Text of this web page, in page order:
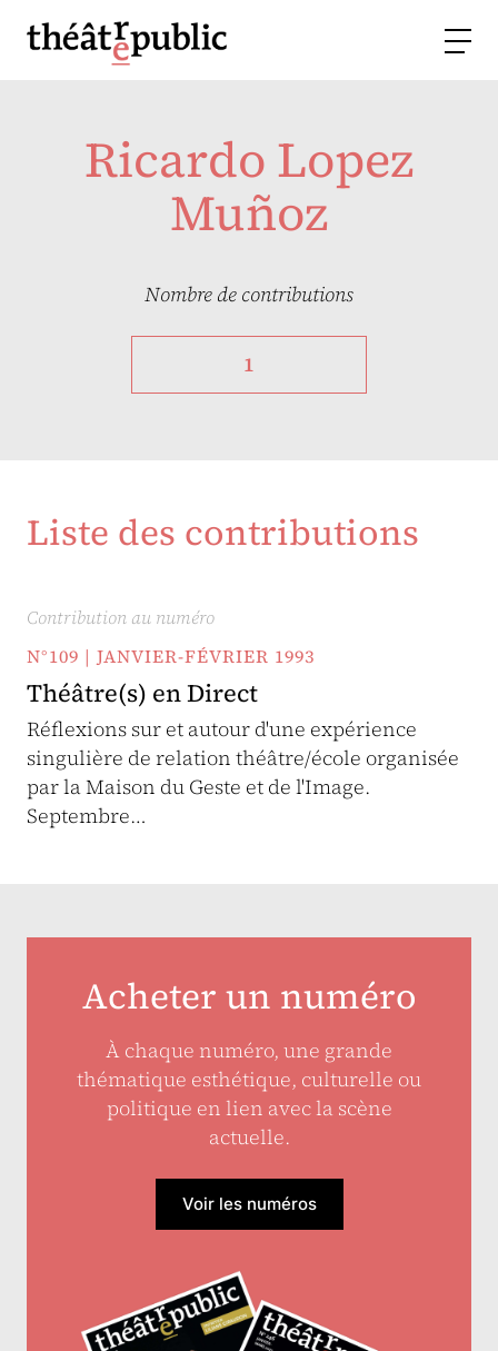
Ricardo Lopez
Muñoz
Nombre de contributions
1
Liste des contributions
Contribution au numéro
N°109 | JANVIER-FÉVRIER 1993
Théâtre(s) en Direct
Réflexions sur et autour d'une expérience
singulière de relation théâtre/école organisée
par la Maison du Geste et de l'Image.
Septembre…
Acheter un numéro
À chaque numéro, une grande
thématique esthétique, culturelle ou
politique en lien avec la scène
actuelle.
Voir les numéros